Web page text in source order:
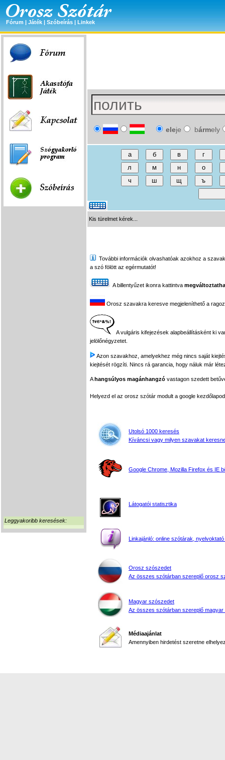
Fórum | Játék | Szóbeírás | Linkek
Leggyakoribb keresések:
eleje bármely
Kis türelmet kérek...
További információk olvashatóak azokhoz a
a szó fölött az egérmutatót!
A billentyűzet ikonra kattintva
Orosz szavakra keresve megjeleníthető a
A vulgáris kifejezések alapbeállításként ki
jelölőnégyzetet.
Azon szavakhoz, amelyekhez még nincs saját
kiejtését rögzíti. Nincs rá garancia, hogy náluk már
Ahangsúlyos magánhangzó vastagon szedett
Helyezd el az orosz szótár modult a google
Utolsó 1000 keresés
Kíváncsi vagy milyen szavakat
Google Chrome, Mozilla Firefox és IE
Látogatói statisztika
Linkajánló: online szótárak, nyelvoktató
Orosz szószedet
Az összes szótárban szereplő orosz
Magyar szószedet
Az összes szótárban szereplő magyar
Médiaajánlat
Amennyiben hirdetést szeretne